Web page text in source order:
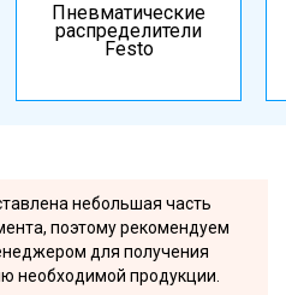
Пневматические
распределители
Festo
небольшая часть
поэтому рекомендуем
для получения
необходимой продукции.